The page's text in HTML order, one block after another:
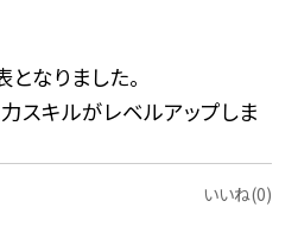
なりました。
スキルがレベルアップしま
いいね(0)